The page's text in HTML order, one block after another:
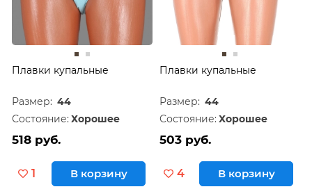
Плавки купальные
Размер: 44
Состояние: Хорошее
518 руб.
1 В корзину
Плавки купальные
Размер: 44
Состояние: Хорошее
503 руб.
4 В корзину